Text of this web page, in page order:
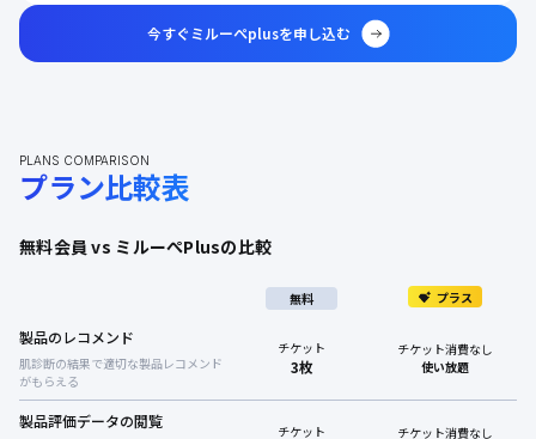
今すぐミルーぺplusを申し込む
PLANS COMPARISON
プラン比較表
無料会員 vs ミルーぺPlusの比較
無料 プラス
製品のレコメンド
肌診断の結果で適切な製品レコメンド
がもらえる
チケット
3枚
チケット消費なし
使い放題
製品評価データの閲覧
チケット
チケット消費なし